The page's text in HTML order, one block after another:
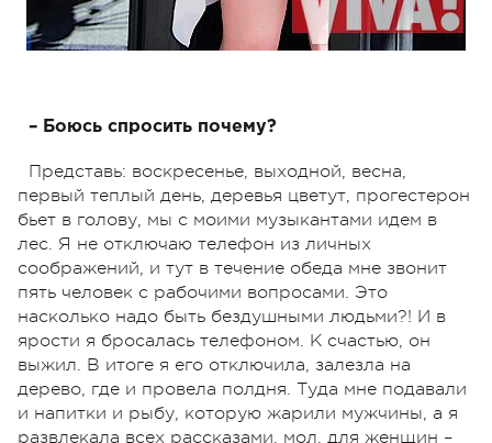
– Боюсь спросить почему?
Представь: воскресенье, выходной, весна,
первый теплый день, деревья цветут, прогестерон
бьет в голову, мы с моими музыкантами идем в
лес. Я не отключаю телефон из личных
соображений, и тут в течение обеда мне звонит
пять человек с рабочими вопросами. Это
насколько надо быть бездушными людьми?! И в
ярости я бросалась телефоном. К счастью, он
выжил. В итоге я его отключила, залезла на
дерево, где и провела полдня. Туда мне подавали
и напитки и рыбу, которую жарили мужчины, а я
развлекала всех рассказами, мол, для женщин –